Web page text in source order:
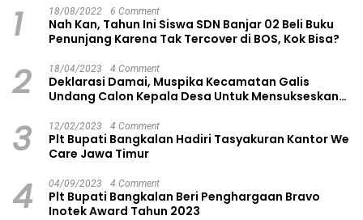
1 18/08/2022 6 Comment
Nah Kan, Tahun Ini Siswa SDN Banjar 02 Beli Buku
Penunjang Karena Tak Tercover di BOS, Kok Bisa?
2 18/04/2023 4 Comment
Deklarasi Damai, Muspika Kecamatan Galis
Undang Calon Kepala Desa Untuk Mensukseskan
3 12/02/2023 4 Comment
Plt Bupati Bangkalan Hadiri Tasyakuran Kantor We
Care Jawa Timur
4 04/09/2023 4 Comment
Plt Bupati Bangkalan Beri Penghargaan Bravo
Inotek Award Tahun 2023